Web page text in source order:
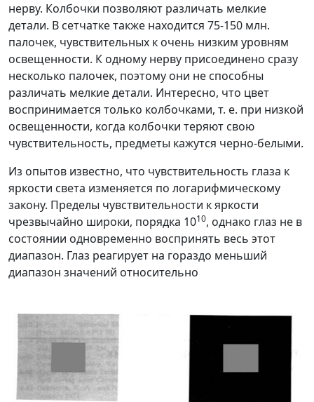
нерву. Колбочки позволяют различать мелкие
детали. В сетчатке также находится 75-150 млн.
палочек, чувствительных к очень низким уровням
освещенности. К одному нерву присоединено сразу
несколько палочек, поэтому они не способны
различать мелкие детали. Интересно, что цвет
воспринимается только колбочками, т. е. при низкой
освещенности, когда колбочки теряют свою
чувствительность, предметы кажутся черно-белыми.
Из опытов известно, что чувствительность глаза к
яркости света изменяется по логарифмическому
закону. Пределы чувствительности к яркости
чрезвычайно широки, порядка 1010, однако глаз не в
состоянии одновременно воспринять весь этот
диапазон. Глаз реагирует на гораздо меньший
диапазон значений относительно